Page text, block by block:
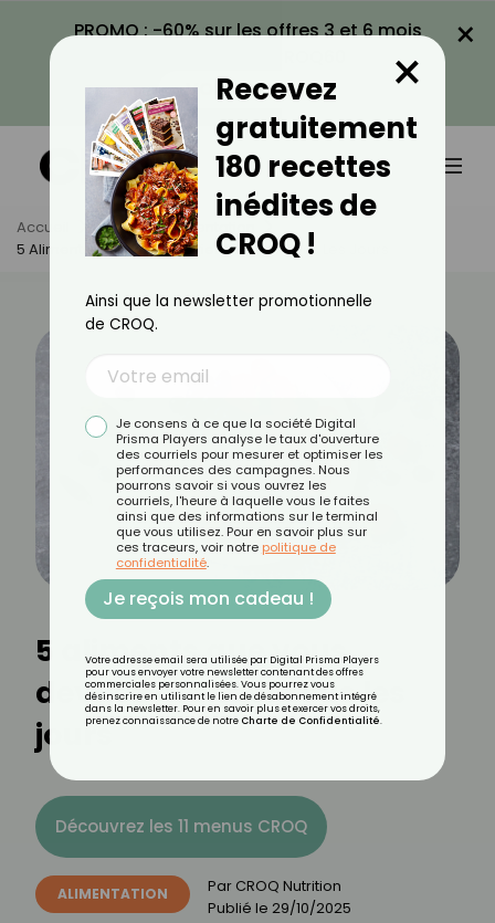
PROMO : -60% sur les offres 3 et 6 mois
VOIR LA PROMO
×
Accueil Actus
Alimentation
5 Aliments Que Vous Devriez Manger Tous Les Jours
5 aliments que vous
devriez manger tous les
jours
Découvrez les 11 menus CROQ
ALIMENTATION Par CROQ Nutrition
Publié le 29/10/2025
Recevez
gratuitement
180 recettes
inédites de
CROQ !
×
Ainsi que la newsletter promotionnelle
de CROQ.
Je consens à ce que la société Digital
Prisma Players analyse le taux d'ouverture
des courriels pour mesurer et optimiser les
performances des campagnes. Nous
pourrons savoir si vous ouvrez les
courriels, l'heure à laquelle vous le faites
ainsi que des informations sur le terminal
que vous utilisez. Pour en savoir plus sur
ces traceurs, voir notre politique de
confidentialité.
Je reçois mon cadeau !
Votre adresse email sera utilisée par Digital Prisma Players
pour vous envoyer votre newsletter contenant des offres
commerciales personnalisées. Vous pourrez vous
désinscrire en utilisant le lien de désabonnement intégré
dans la newsletter. Pour en savoir plus et exercer vos droits,
prenez connaissance de notre Charte de Confidentialité.